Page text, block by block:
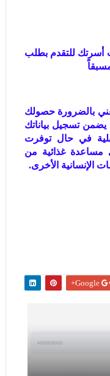
أسرتك للتقدم بطلب
يعني بالضرورة حصولك
يضمن تسجيل بياناتك
في حال توفرت
مساعدة غذائية من
الإنسانية الأخرى.
Google+